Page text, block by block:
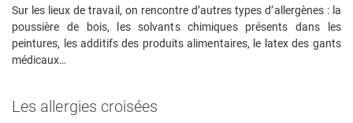
Sur les lieux de travail, on rencontre d’autres types d’allergènes : la
poussière de bois, les solvants chimiques présents dans les
peintures, les additifs des produits alimentaires, le latex des gants
médicaux…
Les allergies croisées